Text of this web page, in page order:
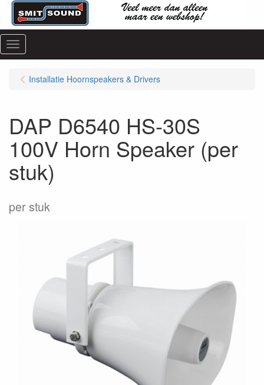
Menu
Installatie Hoornspeakers & Drivers
DAP D6540 HS-30S
100V Horn Speaker (per
stuk)
per stuk